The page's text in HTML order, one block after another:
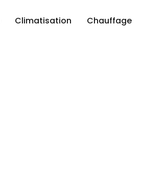
Climatisation Chauffage